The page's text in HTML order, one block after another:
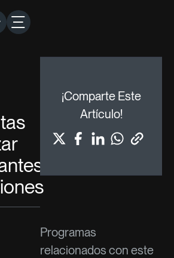
¡Comparte Este
Artículo!
Programas
relacionados con este